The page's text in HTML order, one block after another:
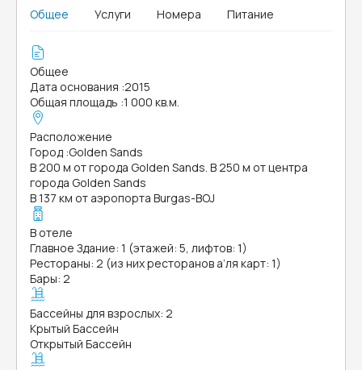
Общее Услуги Номера Питание
Общее
Дата основания :2015
Общая площадь :1 000 кв.м.
Расположение
Город :Golden Sands
В 200 м от города Golden Sands. В 250 м от центра
города Golden Sands
В 137 км от аэропорта Burgas-BOJ
В отеле
Главное Здание: 1 (этажей: 5, лифтов: 1)
Рестораны: 2 (из них ресторанов а’ля карт: 1)
Бары: 2
Бассейны для взрослых: 2
Крытый Бассейн
Открытый Бассейн